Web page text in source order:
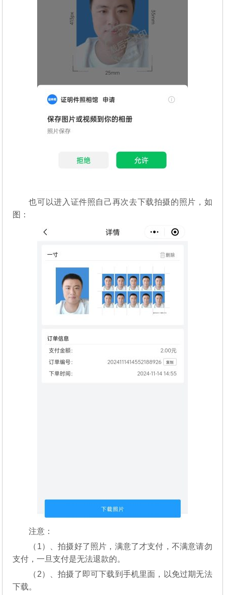
也可以进入证件照自己再次去下载拍摄的照片，如
图：
注意：
（1）、拍摄好了照片，满意了才支付，不满意请勿
支付，一旦支付是无法退款的。
（2）、拍摄了即可下载到手机里面，以免过期无法
下载。